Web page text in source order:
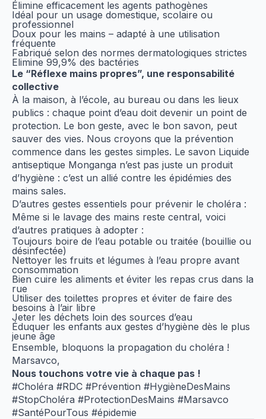
Élimine efficacement les agents pathogènes
Idéal pour un usage domestique, scolaire ou
professionnel
Doux pour les mains – adapté à une utilisation
fréquente
Fabriqué selon des normes dermatologiques strictes
Elimine 99,9% des bactéries
Le “Réflexe mains propres”, une responsabilité
collective
À la maison, à l’école, au bureau ou dans les lieux
publics : chaque point d’eau doit devenir un point de
protection. Le bon geste, avec le bon savon, peut
sauver des vies. Nous croyons que la prévention
commence dans les gestes simples. Le savon Liquide
antiseptique Monganga n’est pas juste un produit
d’hygiène : c’est un allié contre les épidémies des
mains sales.
D’autres gestes essentiels pour prévenir le choléra :
Même si le lavage des mains reste central, voici
d’autres pratiques à adopter :
Toujours boire de l’eau potable ou traitée (bouillie ou
désinfectée)
Nettoyer les fruits et légumes à l’eau propre avant
consommation
Bien cuire les aliments et éviter les repas crus dans la
rue
Utiliser des toilettes propres et éviter de faire des
besoins à l’air libre
Jeter les déchets loin des sources d’eau
Éduquer les enfants aux gestes d’hygiène dès le plus
jeune âge
Ensemble, bloquons la propagation du choléra !
Marsavco,
Nous touchons votre vie à chaque pas !
#Choléra #RDC #Prévention #HygièneDesMains
#StopCholéra #ProtectionDesMains #Marsavco
#SantéPourTous #épidemie